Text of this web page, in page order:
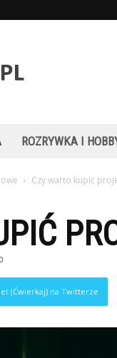
ROZRYWKA I
Czy warto kupić
0
(Ćwierkaj) na Twitterze